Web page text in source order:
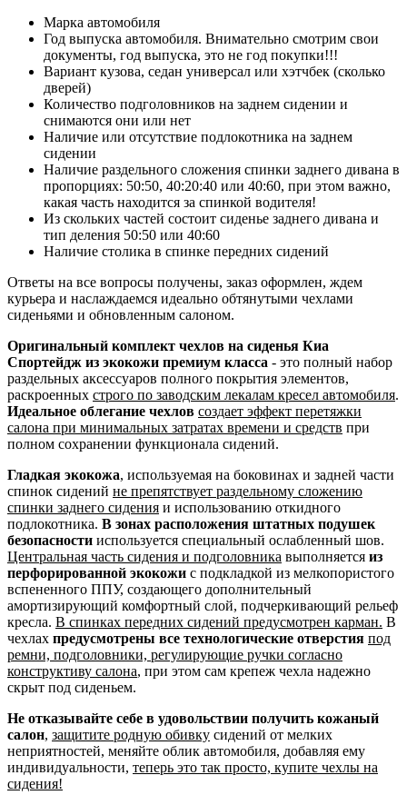
Марка автомобиля
Год выпуска автомобиля. Внимательно смотрим свои
документы, год выпуска, это не год покупки!!!
Вариант кузова, седан универсал или хэтчбек (сколько
дверей)
Количество подголовников на заднем сидении и
снимаются они или нет
Наличие или отсутствие подлокотника на заднем
сидении
Наличие раздельного сложения спинки заднего дивана в
пропорциях: 50:50, 40:20:40 или 40:60, при этом важно,
какая часть находится за спинкой водителя!
Из скольких частей состоит сиденье заднего дивана и
тип деления 50:50 или 40:60
Наличие столика в спинке передних сидений
Ответы на все вопросы получены, заказ оформлен, ждем
курьера и наслаждаемся идеально обтянутыми чехлами
сиденьями и обновленным салоном.
Оригинальный комплект чехлов на сиденья Киа
Спортейдж из экокожи премиум класса - это полный набор
раздельных аксессуаров полного покрытия элементов,
раскроенных строго по заводским лекалам кресел автомобиля.
Идеальное облегание чехлов создает эффект перетяжки
салона при минимальных затратах времени и средств при
полном сохранении функционала сидений.
Гладкая экокожа, используемая на боковинах и задней части
спинок сидений не препятствует раздельному сложению
спинки заднего сидения и использованию откидного
подлокотника. В зонах расположения штатных подушек
безопасности используется специальный ослабленный шов.
Центральная часть сидения и подголовника выполняется из
перфорированной экокожи с подкладкой из мелкопористого
вспененного ППУ, создающего дополнительный
амортизирующий комфортный слой, подчеркивающий рельеф
кресла. В спинках передних сидений предусмотрен карман. В
чехлах предусмотрены все технологические отверстия под
ремни, подголовники, регулирующие ручки согласно
конструктиву салона, при этом сам крепеж чехла надежно
скрыт под сиденьем.
Не отказывайте себе в удовольствии получить кожаный
салон, защитите родную обивку сидений от мелких
неприятностей, меняйте облик автомобиля, добавляя ему
индивидуальности, теперь это так просто, купите чехлы на
сидения!